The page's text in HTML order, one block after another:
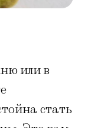
или в
стать